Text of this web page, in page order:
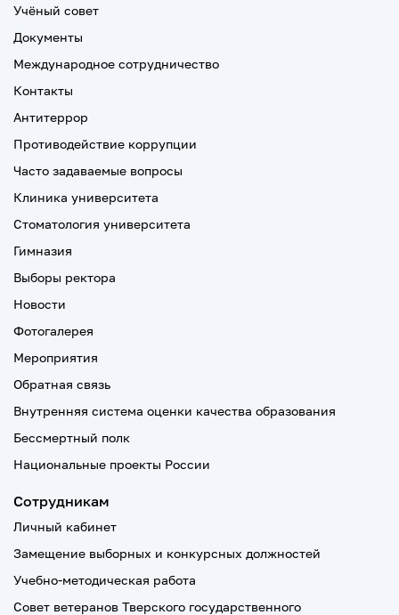
Учёный совет
Документы
Международное сотрудничество
Контакты
Антитеррор
Противодействие коррупции
Часто задаваемые вопросы
Клиника университета
Стоматология университета
Гимназия
Выборы ректора
Новости
Фотогалерея
Мероприятия
Обратная связь
Внутренняя система оценки качества образования
Бессмертный полк
Национальные проекты России
Сотрудникам
Личный кабинет
Замещение выборных и конкурсных должностей
Учебно-методическая работа
Совет ветеранов Тверского государственного